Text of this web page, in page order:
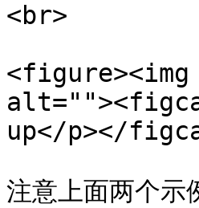
<br>
<figure><img
up</p></
注意上面两个示